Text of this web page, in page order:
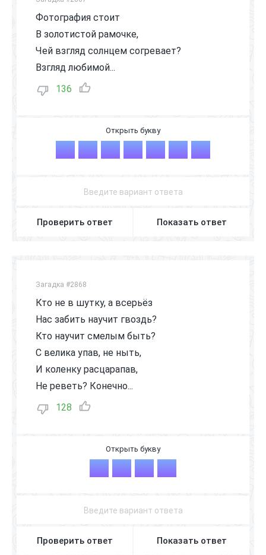
Фотография стоит
В золотистой рамочке,
Чей взгляд солнцем согревает?
Взгляд любимой...
136
М А М О Ч К И
Проверить ответ Показать ответ
Загадка #2868
Кто не в шутку, а всерьёз
Нас забить научит гвоздь?
Кто научит смелым быть?
С велика упав, не ныть,
И коленку расцарапав,
Не реветь? Конечно...
128
П А П А
Проверить ответ Показать ответ